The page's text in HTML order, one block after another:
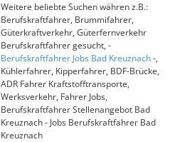
Weitere beliebte Suchen währen z.B.:
Berufskraftfahrer, Brummifahrer,
Güterkraftverkehr, Güterfernverkehr
Berufskraftfahrer gesucht, -
Berufskraftfahrer Jobs Bad Kreuznach-,
Kühlerfahrer, Kipperfahrer, BDF-Brücke,
ADR Fahrer Kraftstofftransporte,
Werksverkehr, Fahrer Jobs,
Berufskraftfahrer Stellenangebot Bad
Kreuznach - Jobs Berufskraftfahrer Bad
Kreuznach